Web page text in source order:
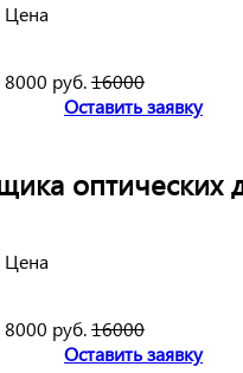
Цена
8000 руб.16000
Оставить заявку
оптических
Цена
8000 руб.16000
Оставить заявку